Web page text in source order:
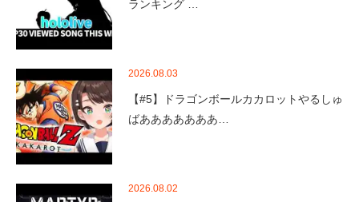
ランキング …
2026.08.03
【#5】ドラゴンボールカカロットやるしゅ
ばあああああああ…
2026.08.02